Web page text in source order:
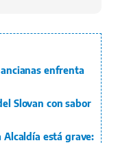
enfrenta
Slovan con sabor
está grave: